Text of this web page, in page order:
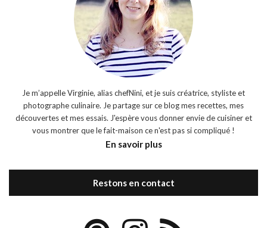
Je m’appelle Virginie, alias chefNini, et je suis créatrice, styliste et
photographe culinaire. Je partage sur ce blog mes recettes, mes
découvertes et mes essais. J'espère vous donner envie de cuisiner et
vous montrer que le fait-maison ce n'est pas si compliqué !
En savoir plus
Restons en contact